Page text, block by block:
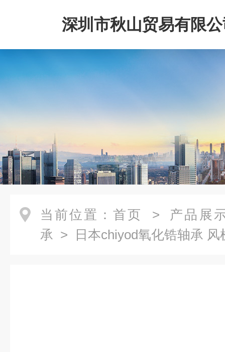
深圳市秋山贸易有限
当前位置： 首页 > 产品展
承 > 日本chiyod氧化锆轴承 风